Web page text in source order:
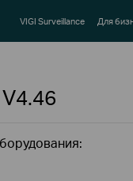
VIGI Surveillance Для
V4.46